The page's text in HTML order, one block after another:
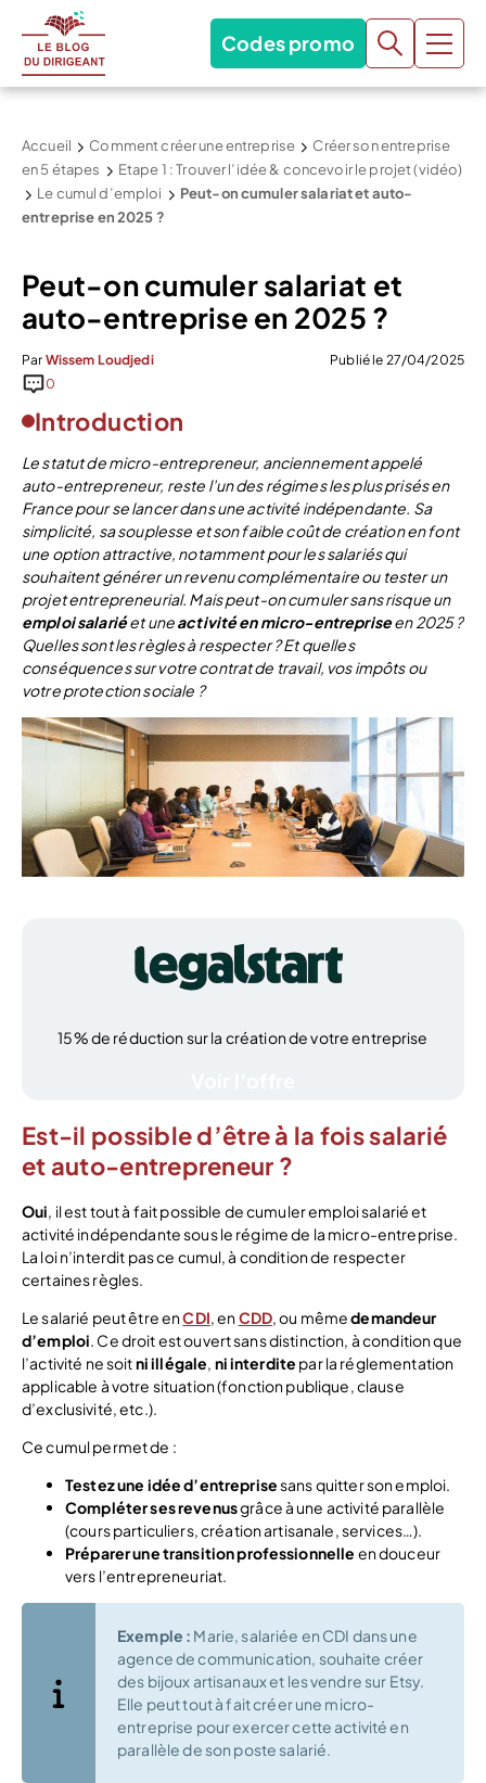
Codes promo
Accueil Comment créer une entreprise
Créer son entreprise
en 5 étapes
Etape 1 : Trouver l’idée & concevoir le projet (vidéo)
Le cumul d’emploi
Peut-on cumuler salariat et auto-
entreprise en 2025 ?
Peut-on cumuler salariat et
auto-entreprise en 2025 ?
Par Wissem Loudjedi
Publié le 27/04/2025
0
Introduction
Le statut de micro-entrepreneur, anciennement appelé
auto-entrepreneur, reste l’un des régimes les plus prisés en
France pour se lancer dans une activité indépendante. Sa
simplicité, sa souplesse et son faible coût de création en font
une option attractive, notamment pour les salariés qui
souhaitent générer un revenu complémentaire ou tester un
projet entrepreneurial. Mais peut-on cumuler sans risque un
emploi salariéet uneactivité en micro-entrepriseen 2025 ?
Quelles sont les règles à respecter ? Et quelles
conséquences sur votre contrat de travail, vos impôts ou
votre protection sociale ?
15% de réduction sur la création de votre entreprise
Est-il possible d’être à la fois salarié
et auto-entrepreneur ?
Oui, il est tout à fait possible de cumuler emploi salarié et
activité indépendante sous le régime de la micro-entreprise.
La loi n’interdit pas ce cumul, à condition de respecter
certaines règles.
Le salarié peut être enCDI, enCDD, ou mêmedemandeur
d’emploi. Ce droit est ouvert sans distinction, à condition que
l’activité ne soitni illégale, ni interdite par la réglementation
applicable à votre situation (fonction publique, clause
d’exclusivité, etc.).
Ce cumul permet de :
Testez une idée d’entreprisesans quitter son emploi.
Compléter ses revenusgrâce à une activité parallèle
(cours particuliers, création artisanale, services…).
Préparer une transition professionnelle en douceur
vers l’entrepreneuriat.
Exemple : Marie, salariée en CDI dans une
agence de communication, souhaite créer
des bijoux artisanaux et les vendre sur Etsy.
Elle peut tout à fait créer une micro-
entreprise pour exercer cette activité en
parallèle de son poste salarié.